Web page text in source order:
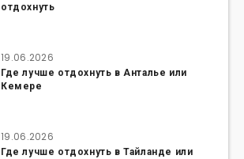
отдохнуть
19.06.2026
Где лучше отдохнуть в Анталье или
Кемере
19.06.2026
Где лучше отдохнуть в Тайланде или